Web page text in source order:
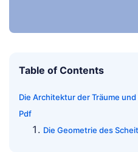
Table of Contents
Die Architektur der Träume
Pdf
Die Geometrie des